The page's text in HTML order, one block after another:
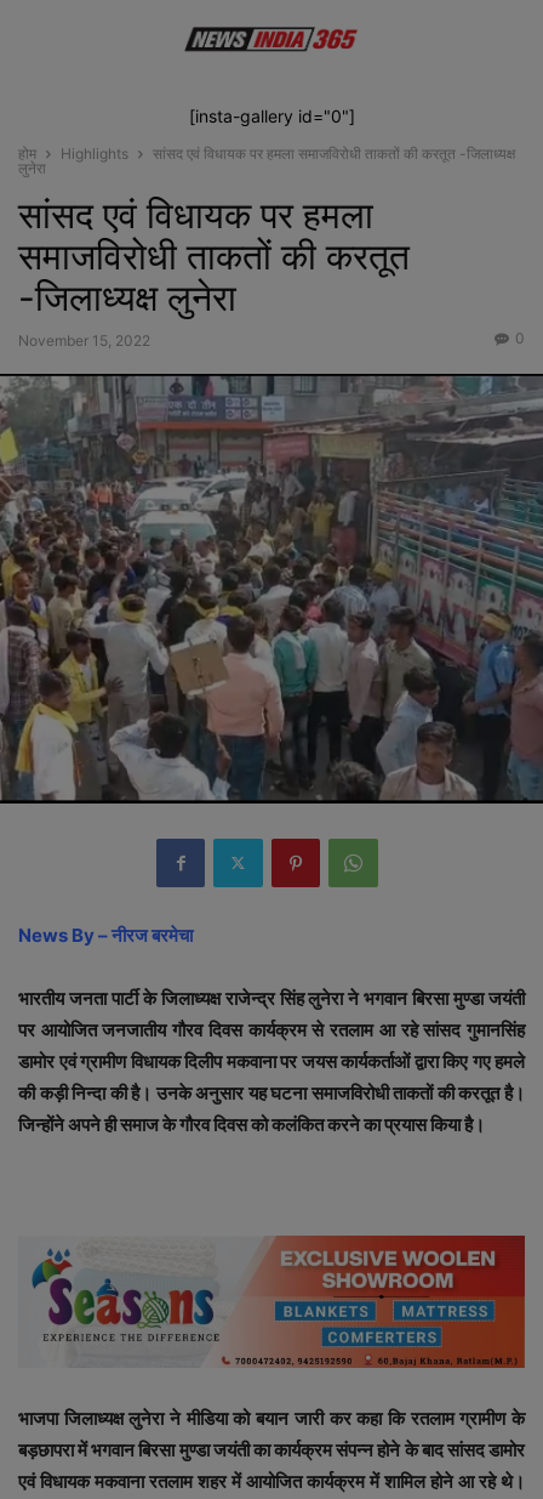
[insta-gallery id="0"]
होम Highlights
सांसद एवं विधायक पर हमला समाजविरोधी ताकतों की करतूत -जिलाध्यक्ष
लुनेरा
सांसद एवं विधायक पर हमला
समाजविरोधी ताकतों की करतूत
-जिलाध्यक्ष लुनेरा
November 15, 2022 0
News By – नीरज बरमेचा
भारतीय जनता पार्टी के जिलाध्यक्ष राजेन्द्र सिंह लुनेरा ने भगवान बिरसा मुण्डा जयंती
पर आयोजित जनजातीय गौरव दिवस कार्यक्रम से रतलाम आ रहे सांसद गुमानसिंह
डामोर एवं ग्रामीण विधायक दिलीप मकवाना पर जयस कार्यकर्ताओं द्वारा किए गए हमले
की कड़ी निन्दा की है। उनके अनुसार यह घटना समाजविरोधी ताकतों की करतूत है।
जिन्होंने अपने ही समाज के गौरव दिवस को कलंकित करने का प्रयास किया है।
भाजपा जिलाध्यक्ष लुनेरा ने मीडिया को बयान जारी कर कहा कि रतलाम ग्रामीण के
बड़छापरा में भगवान बिरसा मुण्डा जयंती का कार्यक्रम संपन्न होने के बाद सांसद डामोर
एवं विधायक मकवाना रतलाम शहर में आयोजित कार्यक्रम में शामिल होने आ रहे थे।